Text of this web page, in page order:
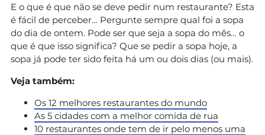
E o que é que não se deve pedir num restaurante? Esta
é fácil de perceber… Pergunte sempre qual foi a sopa
do dia de ontem. Pode ser que seja a sopa do mês… o
que é que isso significa? Que se pedir a sopa hoje, a
sopa já pode ter sido feita há um ou dois dias (ou mais).
Veja também:
Os 12 melhores restaurantes do mundo
As 5 cidades com a melhor comida de rua
10 restaurantes onde tem de ir pelo menos uma